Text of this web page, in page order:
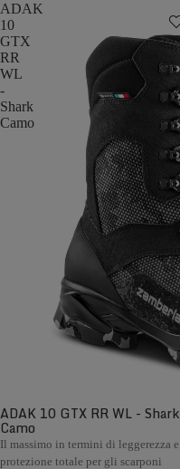
ADAK
10
GTX
RR
WL
-
Shark
Camo
ADAK 10 GTX RR WL - Shark
Camo
Il massimo in termini di leggerezza e
protezione totale per gli scarponi